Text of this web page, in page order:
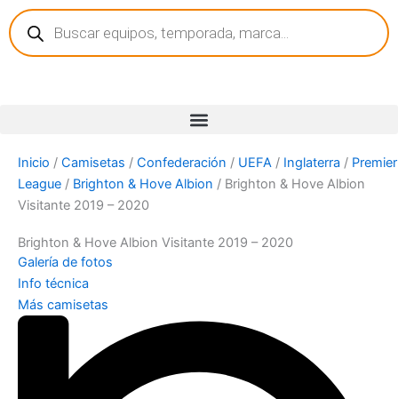
contenido
Búsqueda
de
productos
Inicio / Camisetas / Confederación / UEFA / Inglaterra / Premier
League / Brighton & Hove Albion / Brighton & Hove Albion
Visitante 2019 – 2020
Brighton & Hove Albion Visitante 2019 – 2020
Galería de fotos
Info técnica
Más camisetas